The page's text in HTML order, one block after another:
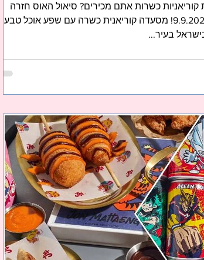
כשרות אתם מכירים? סיאול האוס חזרה
לפעילות ב-9.9.2025! מסעדה קוריאנית כשרה עם שפע אוכל טבעוני
בעיר...